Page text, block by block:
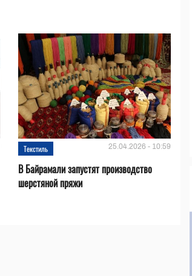
Текстиль 25.04.2026 - 10:59
В Байрамали запустят производство
шерстяной пряжи